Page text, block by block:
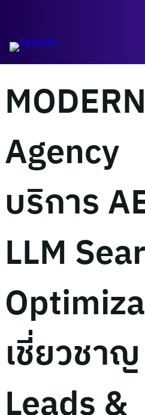
ยัง
เนื้อหา
บริษัทรับ
Agency
บริการ
LLM
เชี่ยวชา